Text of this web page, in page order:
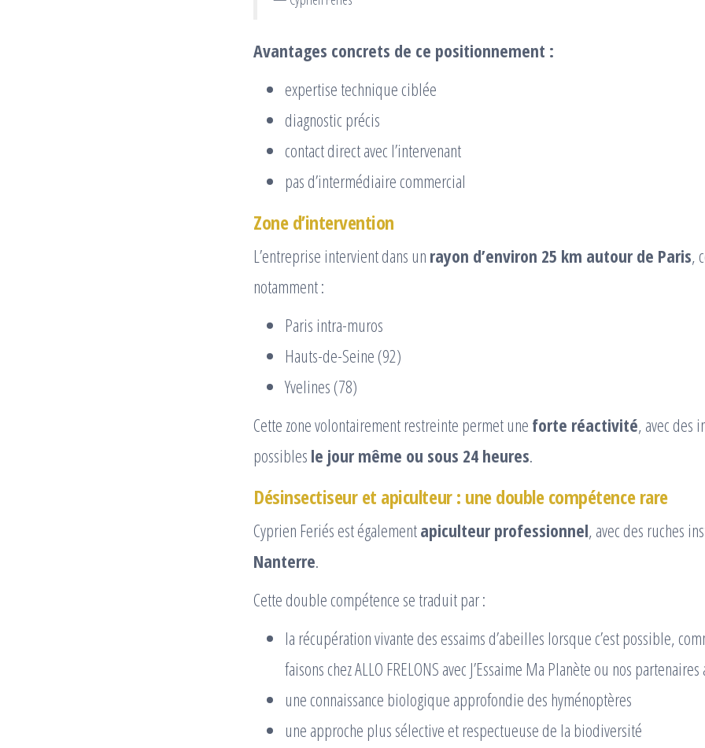
Avantages concrets de ce positionnement :
expertise technique ciblée
diagnostic précis
contact direct avec l’intervenant
pas d’intermédiaire commercial
Zone d’intervention
L’entreprise intervient dans un rayon d’environ 25 km autour de Paris,
notamment :
Paris intra-muros
Hauts-de-Seine (92)
Yvelines (78)
Cette zone volontairement restreinte permet une forte réactivité, avec des
possibles le jour même ou sous 24 heures.
Désinsectiseur et apiculteur : une double compétence rare
Cyprien Feriés est égalementapiculteur professionnel, avec des ruches
Nanterre.
Cette double compétence se traduit par :
la récupération vivante des essaims d’abeilles lorsque c’est possible,
faisons chez ALLO FRELONS avec J’Essaime Ma Planète ou nos
une connaissance biologique approfondie des hyménoptères
une approche plus sélective et respectueuse de la biodiversité